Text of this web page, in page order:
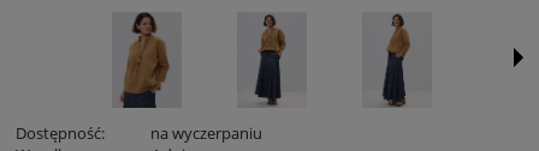
Dostępność:
na wyczerpaniu